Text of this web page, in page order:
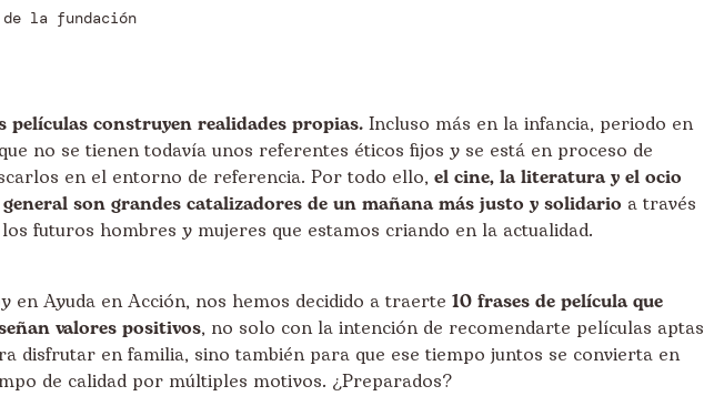
de la fundación
películas construyen realidades propias. Incluso más en la infancia, periodo en
no se tienen todavía unos referentes éticos fijos y se está en proceso de
en el entorno de referencia. Por todo ello, el cine, la literatura y el ocio
son grandes catalizadores de un mañana más justo y solidario a través
futuros hombres y mujeres que estamos criando en la actualidad.
en Ayuda en Acción, nos hemos decidido a traerte 10 frases de película que
valores positivos, no solo con la intención de recomendarte películas aptas
disfrutar en familia, sino también para que ese tiempo juntos se convierta en
de calidad por múltiples motivos. ¿Preparados?